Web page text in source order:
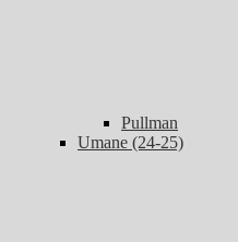
Pullman
Umane (24-25)